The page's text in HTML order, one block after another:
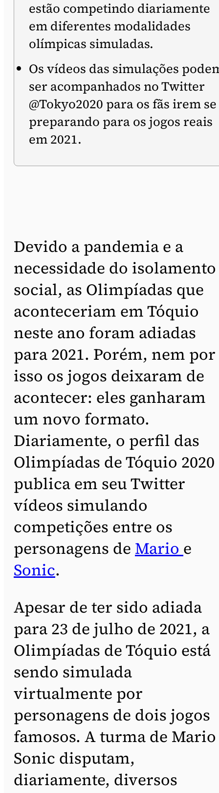
estão competindo diariamente
em diferentes modalidades
olímpicas simuladas.
Os vídeos das simulações
ser acompanhados no Twitter
@Tokyo2020 para os fãs irem se
preparando para os jogos reais
em 2021.
Devido a pandemia e a
necessidade do isolamento
social, as Olimpíadas que
aconteceriam em Tóquio
neste ano foram adiadas
para 2021. Porém, nem por
isso os jogos deixaram de
acontecer: eles ganharam
um novo formato.
Diariamente, o perfil das
Olimpíadas de Tóquio 2020
publica em seu Twitter
vídeos simulando
competições entre os
personagens de Mario e
Sonic.
Apesar de ter sido adiada
para 23 de julho de 2021, a
Olimpíadas de Tóquio está
sendo simulada
virtualmente por
personagens de dois jogos
famosos. A turma de Mario
Sonic disputam,
diariamente, diversos